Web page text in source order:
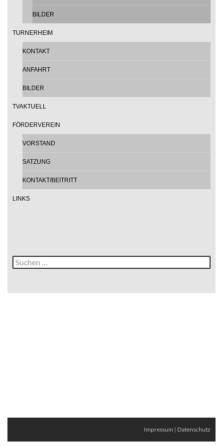
BILDER
TURNERHEIM
KONTAKT
ANFAHRT
BILDER
TVAKTUELL
FÖRDERVEREIN
VORSTAND
SATZUNG
KONTAKT/BEITRITT
LINKS
Suche
nach:
Impressum | Datenschutz